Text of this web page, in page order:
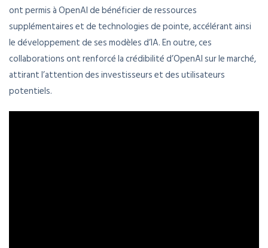
ont permis à OpenAI de bénéficier de ressources
supplémentaires et de technologies de pointe, accélérant ainsi
le développement de ses modèles d’IA. En outre, ces
collaborations ont renforcé la crédibilité d’OpenAI sur le marché,
attirant l’attention des investisseurs et des utilisateurs
potentiels.